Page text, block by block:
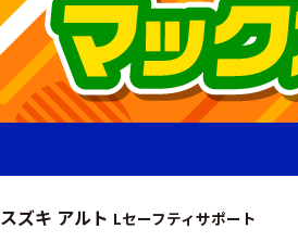
スズキ アルト Lセーフティサポート